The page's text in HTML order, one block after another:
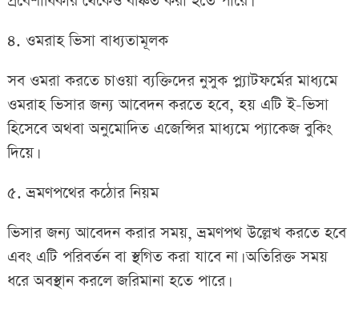
৪. ওমরাহ ভিসা বাধ্যতামূলক
সব ওমরা করতে চাওয়া ব্যক্তিদের নুসুক প্ল্যাটফর্মের মাধ্যমে
ওমরাহ ভিসার জন্য আবেদন করতে হবে, হয় এটি ই-ভিসা
হিসেবে অথবা অনুমোদিত এজেন্সির মাধ্যমে প্যাকেজ বুকিং
দিয়ে।
৫. ভ্রমণপথের কঠোর নিয়ম
ভিসার জন্য আবেদন করার সময়, ভ্রমণপথ উল্লেখ করতে হবে
এবং এটি পরিবর্তন বা স্থগিত করা যাবে না। অতিরিক্ত সময়
ধরে অবস্থান করলে জরিমানা হতে পারে।